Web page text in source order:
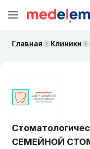
Главная Клиники
СЕМЕЙНОЙ